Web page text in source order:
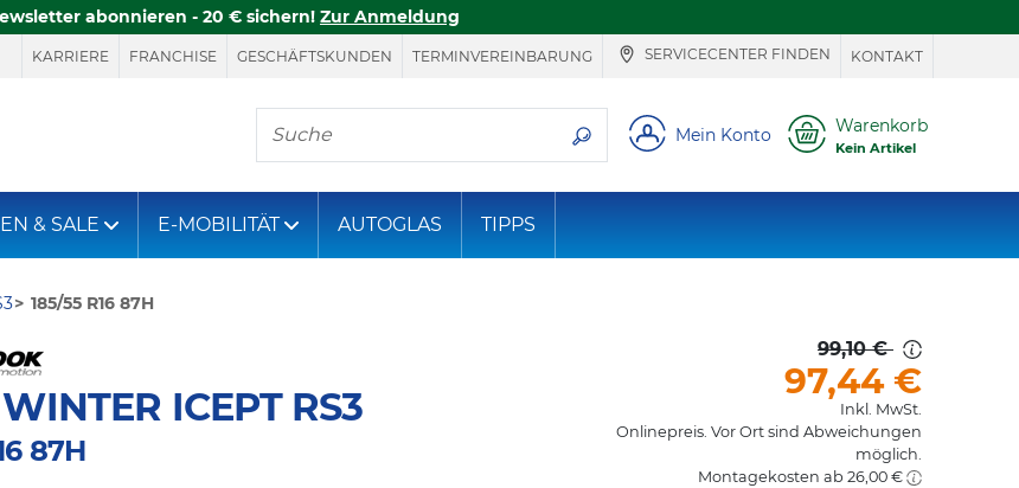
abonnieren - 20 € sichern! Zur Anmeldung
KARRIERE FRANCHISE GESCHÄFTSKUNDEN TERMINVEREINBARUNG SERVICECENTER FINDEN KONTAKT
Hier finden Sie, was Sie suchen
Mein Konto Warenkorb
Kein Artikel
& SALE E-MOBILITÄT AUTOGLAS TIPPS
185/55 R16 87H
ICEPT RS3
87H
99,10 €
97,44€
Inkl. MwSt.
Onlinepreis. Vor Ort sind Abweichungen
möglich.
Montagekosten ab 26,00 €